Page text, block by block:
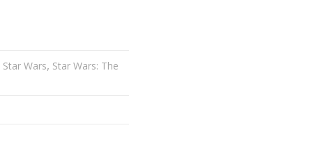
Star Wars, Star Wars: The